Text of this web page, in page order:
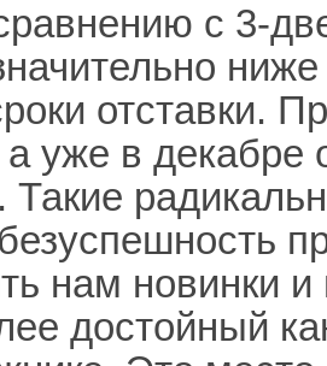
с 3-
отставки.
а уже в декабре
Такие
нам новинки
достойный